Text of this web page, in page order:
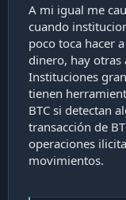
A mi igual me
cuando
poco toca hacer
dinero, hay otras
Instituciones
tienen
BTC si detectan
transacción de
operaciones
movimientos.